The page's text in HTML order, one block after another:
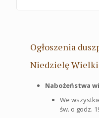
Ogłoszenia
Niedzielę
Nabożeństwa
We
św. o godz.